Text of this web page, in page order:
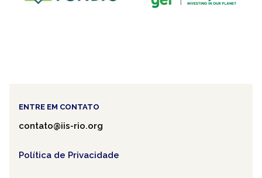
ENTRE EM CONTATO
contato@iis-rio.org
Política de Privacidade